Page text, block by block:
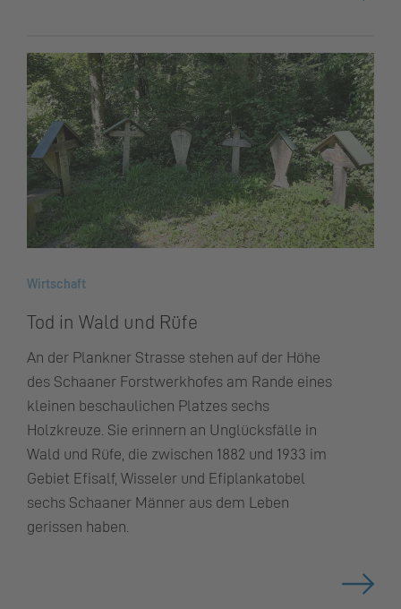
Wirtschaft
Tod in Wald und Rüfe
An der Plankner Strasse stehen auf der Höhe
des Schaaner Forstwerkhofes am Rande eines
kleinen beschaulichen Platzes sechs
Holzkreuze. Sie erinnern an Unglücksfälle in
Wald und Rüfe, die zwischen 1882 und 1933 im
Gebiet Efisalf, Wisseler und Efiplankatobel
sechs Schaaner Männer aus dem Leben
gerissen haben.